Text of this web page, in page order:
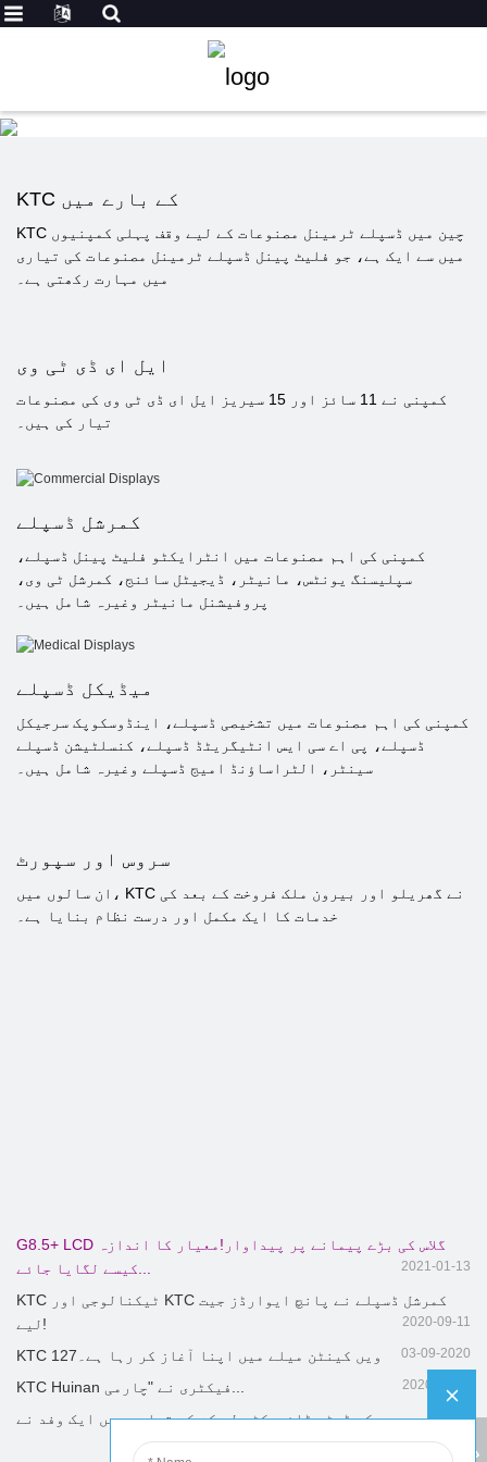
KTC کے بارے میں
KTC چین میں ڈسپلے ٹرمینل مصنوعات کے لیے وقف پہلی کمپنیوں
میں سے ایک ہے، جو فلیٹ پینل ڈسپلے ٹرمینل مصنوعات کی تیاری
میں مہارت رکھتی ہے۔
ایل ای ڈی ٹی وی
کمپنی نے 11 سائز اور 15 سیریز ایل ای ڈی ٹی وی کی مصنوعات
تیار کی ہیں۔
کمرشل ڈسپلے
کمپنی کی اہم مصنوعات میں انٹرایکٹو فلیٹ پینل ڈسپلے،
سپلیسنگ یونٹس، مانیٹر، ڈیجیٹل سائنج، کمرشل ٹی وی،
پروفیشنل مانیٹر وغیرہ شامل ہیں۔
میڈیکل ڈسپلے
کمپنی کی اہم مصنوعات میں تشخیصی ڈسپلے، اینڈوسکوپک سرجیکل
ڈسپلے، پی اے سی ایس انٹیگریٹڈ ڈسپلے، کنسلٹیشن ڈسپلے
سینٹر، الٹراساؤنڈ امیج ڈسپلے وغیرہ شامل ہیں۔
سروس اور سپورٹ
ان سالوں میں، KTC نے گھریلو اور بیرون ملک فروخت کے بعد کی
خدمات کا ایک مکمل اور درست نظام بنایا ہے۔
G8.5+ LCD گلاس کی بڑے پیمانے پر پیداوار!معیار کا اندازہ
کیسے لگایا جائے...
2021-01-13
KTC ٹیکنالوجی اور KTC کمرشل ڈسپلے نے پانچ ایوارڈز جیت
لیے!
2020-09-11
KTC 127ویں کینٹن میلے میں اپنا آغاز کر رہا ہے۔ 03-09-2020
KTC Huinan فیکٹری نے "چارمی... 2020-08-11
بیورو کے ڈپٹی ڈائریکٹر لی کن کی قیادت میں ایک وفد نے ...
2020-08-07